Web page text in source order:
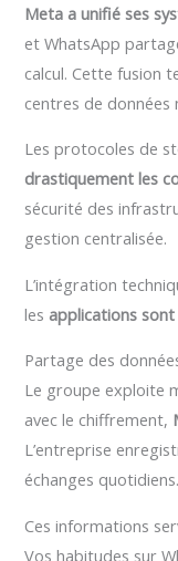
Meta a unifié ses
et WhatsApp
calcul. Cette fusion
centres de données
Les protocoles de
drastiquement les
sécurité des
gestion centralisée.
L’intégration
les applications
Partage des
Le groupe exploite
avec le chiffrement,
L’entreprise
échanges quotidiens.
Ces informations
Vos habitudes sur